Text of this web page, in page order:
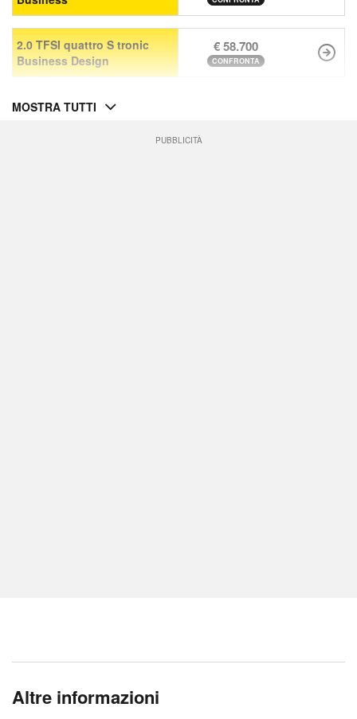
2.0 TFSI quattro S tronic
Business Design
€ 58.700
CONFRONTA
MOSTRA TUTTI
PUBBLICITÀ
Altre informazioni